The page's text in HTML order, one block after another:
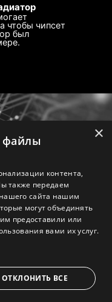
чтобы чипсет
был
ватерблока
питания
/ Поддержка
питания 3А
(вентилятор) /
специальные
изменять
процент.
в BIOS
на контроль
×
файлы
контента,
также передаем
сайта нашим
могут объединять
предоставили или
вами их услуг.
ОТКЛОНИТЬ ВСЕ